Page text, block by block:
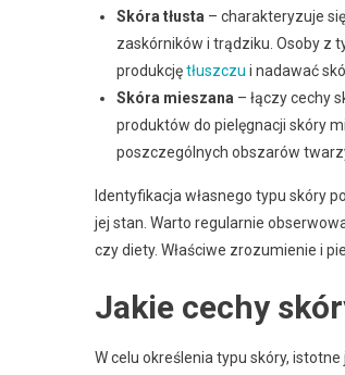
Skóra tłusta – charakteryzuje
zaskórników i trądziku. Osoby z
produkcjętłuszczu i nadawać
Skóra mieszana – łączy cechy
produktów do pielęgnacji skóry
poszczególnych obszarów
Identyfikacja własnego typu skóry
jej stan. Warto regularnie
czy diety. Właściwe zrozumienie i
Jakie cechy
W celu określenia typu skóry,